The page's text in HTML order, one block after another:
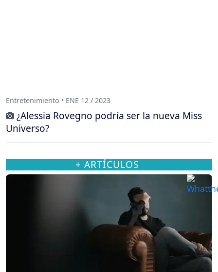
Entretenimiento • ENE 12 / 2023
¿Alessia Rovegno podría ser la nueva Miss
Universo?
+ ARTÍCULOS